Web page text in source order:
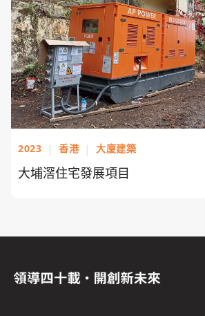
2023 | 香港 | 大廈建築
大埔滘住宅發展項目